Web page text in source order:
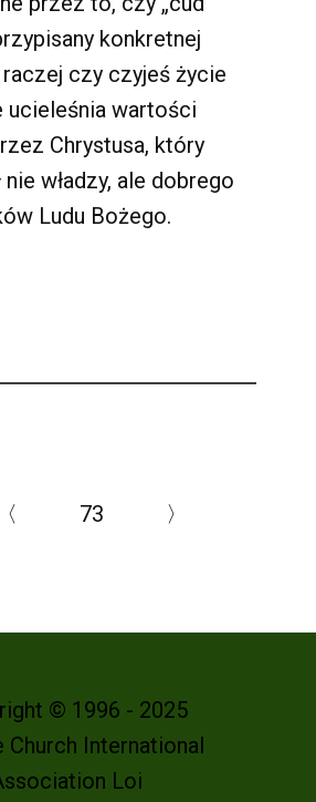
konkretnej
czy czyjeś życie
ucieleśnia wartości
Chrystusa, który
nie władzy, ale dobrego
Ludu Bożego.
〈 73 〉
© 1996 - 2025
Church International
Loi